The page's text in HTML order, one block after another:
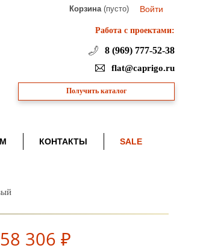
Войти
Корзина (пусто)
Работа с проектами:
8 (969) 777-52-38
flat@caprigo.ru
Получить каталог
КОНТАКТЫ SALE
58 306 ₽